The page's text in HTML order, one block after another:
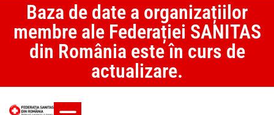
Baza de date a organizațiilor
membre ale Federației SANITAS
din România este în curs de
actualizare.